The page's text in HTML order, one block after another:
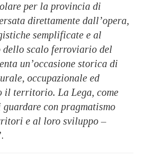
per la provincia di
direttamente dall’opera,
semplificate e al
scalo ferroviario del
un’occasione storica di
occupazionale ed
il territorio. La Lega, come
con pragmatismo
e al loro sviluppo –